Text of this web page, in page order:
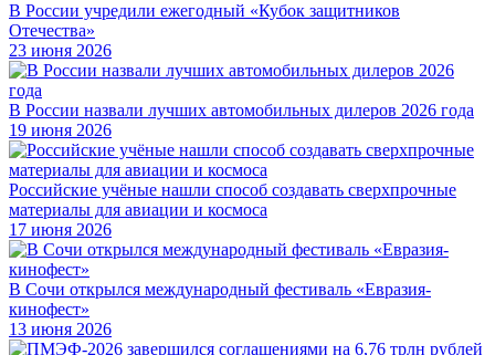
В России учредили ежегодный «Кубок защитников
Отечества»
23 июня 2026
В России назвали лучших автомобильных дилеров 2026 года
19 июня 2026
Российские учёные нашли способ создавать сверхпрочные
материалы для авиации и космоса
17 июня 2026
В Сочи открылся международный фестиваль «Евразия-
кинофест»
13 июня 2026